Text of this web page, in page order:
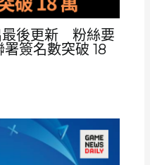
最後更新 粉絲要
簽名數突破 18